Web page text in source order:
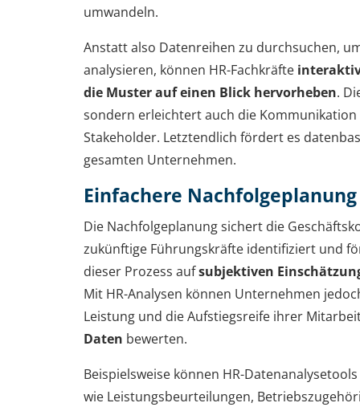
umwandeln.
Anstatt also Datenreihen zu durchsuchen,
analysieren, können HR-Fachkräfte
die Muster auf einen Blick hervorheben.
sondern erleichtert auch die
Stakeholder. Letztendlich fördert es
gesamten Unternehmen.
Einfachere Nachfolgeplanung
Die Nachfolgeplanung sichert die
zukünftige Führungskräfte identifiziert und
dieser Prozess aufsubjektiven
Mit HR-Analysen können Unternehmen
Leistung und die Aufstiegsreife ihrer
Daten bewerten.
Beispielsweise können HR-
wie Leistungsbeurteilungen,